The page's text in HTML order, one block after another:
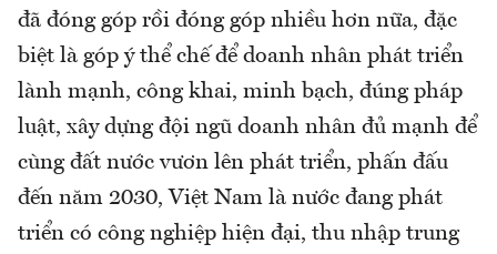
đã đóng góp rồi đóng góp nhiều hơn nữa, đặc
biệt là góp ý thể chế để doanh nhân phát triển
lành mạnh, công khai, minh bạch, đúng pháp
luật, xây dựng đội ngũ doanh nhân đủ mạnh để
cùng đất nước vươn lên phát triển, phấn đấu
đến năm 2030, Việt Nam là nước đang phát
triển có công nghiệp hiện đại, thu nhập trung